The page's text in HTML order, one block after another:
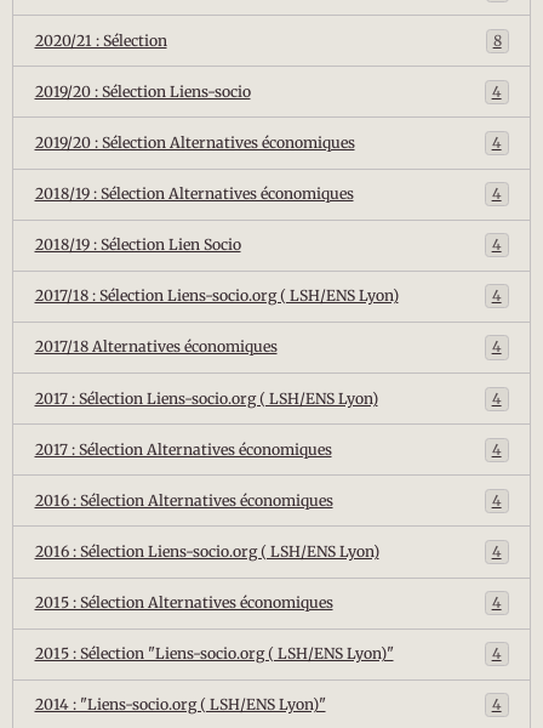
2020/21 : Sélection 8
2019/20 : Sélection Liens-socio 4
2019/20 : Sélection Alternatives économiques 4
2018/19 : Sélection Alternatives économiques 4
2018/19 : Sélection Lien Socio 4
2017/18 : Sélection Liens-socio.org ( LSH/ENS Lyon) 4
2017/18 Alternatives économiques 4
2017 : Sélection Liens-socio.org ( LSH/ENS Lyon) 4
2017 : Sélection Alternatives économiques 4
2016 : Sélection Alternatives économiques 4
2016 : Sélection Liens-socio.org ( LSH/ENS Lyon) 4
2015 : Sélection Alternatives économiques 4
2015 : Sélection "Liens-socio.org ( LSH/ENS Lyon)" 4
2014 : "Liens-socio.org ( LSH/ENS Lyon)" 4